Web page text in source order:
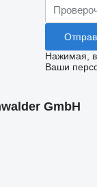
Нажимая,
Ваши
GmbH